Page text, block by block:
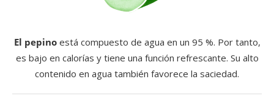
El pepinoestá compuesto de agua en un 95 %. Por tanto,
es bajo en calorías y tiene una función refrescante. Su alto
contenido en agua también favorece la saciedad.